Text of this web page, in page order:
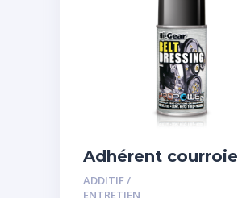
Adhérent courroie
ADDITIF /
ENTRETIEN